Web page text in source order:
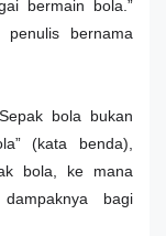
bermain bola.”
bernama
bola bukan
(kata benda),
bola, ke mana
bagi